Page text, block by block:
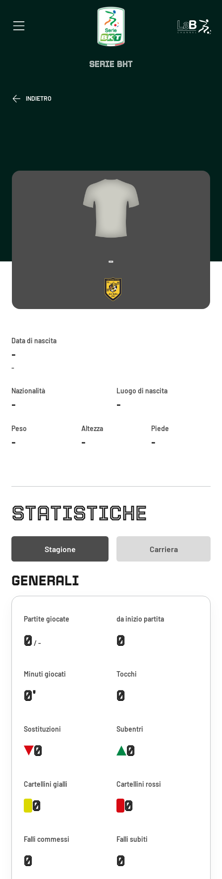
SERIE BKT
INDIETRO
-
Data di nascita
-
-
Nazionalità
-
Luogo di nascita
-
Peso
-
Altezza
-
Piede
-
STATISTICHE
Stagione Carriera
GENERALI
Partite giocate
0/ -
da inizio partita
0
Minuti giocati
0'
Tocchi
0
Sostituzioni
0
Subentri
0
Cartellini gialli
0
Cartellini rossi
0
Falli commessi
0
Falli subiti
0